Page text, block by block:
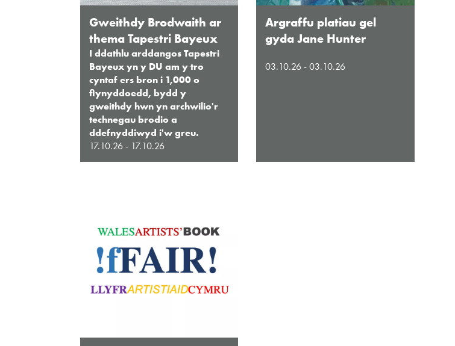
Gweithdy Brodwaith ar
thema Tapestri Bayeux
I ddathlu arddangos Tapestri
Bayeux yn y DU am y tro
cyntaf ers bron i 1,000 o
flynyddoedd, bydd y
gweithdy hwn yn archwilio'r
technegau brodio a
ddefnyddiwyd i'w greu.
17.10.26 - 17.10.26
Argraffu platiau gel
gyda Jane Hunter
03.10.26 - 03.10.26